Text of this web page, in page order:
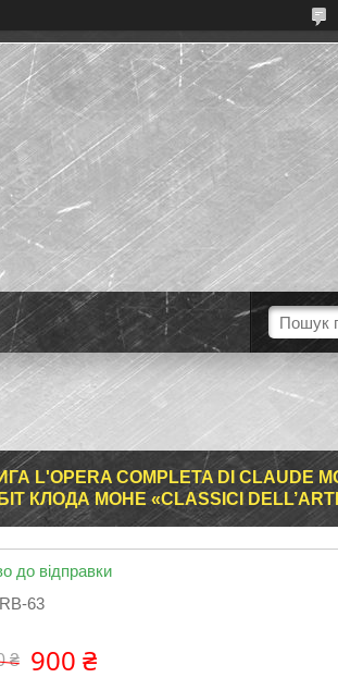
L'OPERA COMPLETA DI CLAUDE
КЛОДА МОНЕ «CLASSICI
до відправки
RB-63
₴ 900 ₴